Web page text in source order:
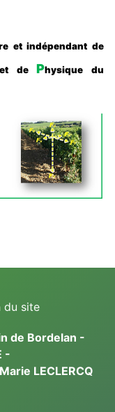
et indépendant de
et de Physique du
du site
de Bordelan -
-
LECLERCQ